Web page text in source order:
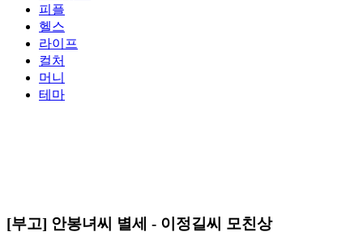
피플
헬스
라이프
컬처
머니
테마
[부고] 안봉녀씨 별세 - 이정길씨 모친상